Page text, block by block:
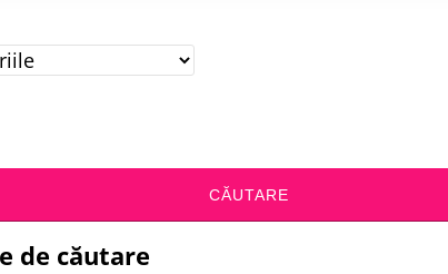
CĂUTARE
de căutare